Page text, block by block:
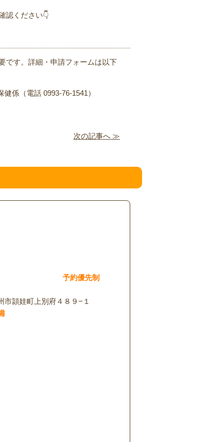
認ください👇
です。詳細・申請フォームは以下
係（電話 0993-76-1541）
次の記事へ ≫
予約優先制
市頴娃町上別府４８９−１